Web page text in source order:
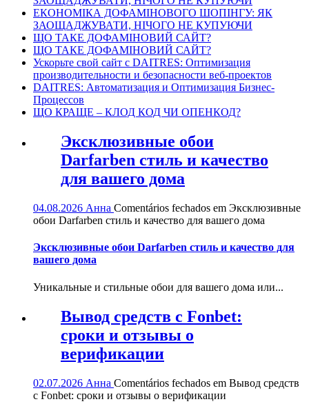
ЕКОНОМІКА ДОФАМІНОВОГО ШОПІНГУ: ЯК
ЗАОЩАДЖУВАТИ, НІЧОГО НЕ КУПУЮЧИ
ЩО ТАКЕ ДОФАМІНОВИЙ САЙТ?
ЩО ТАКЕ ДОФАМІНОВИЙ САЙТ?
Ускорьте свой сайт с DAITRES: Оптимизация
производительности и безопасности веб-проектов
DAITRES: Автоматизация и Оптимизация Бизнес-
Процессов
ЩО КРАЩЕ – КЛОД КОД ЧИ ОПЕНКОД?
Эксклюзивные обои
Darfarben стиль и качество
для вашего дома
04.08.2026 Анна Comentários fechados em Эксклюзивные
обои Darfarben стиль и качество для вашего дома
Эксклюзивные обои Darfarben стиль и качество для
вашего дома
Уникальные и стильные обои для вашего дома или...
Вывод средств с Fonbet:
сроки и отзывы о
верификации
02.07.2026 Анна Comentários fechados em Вывод средств
с Fonbet: сроки и отзывы о верификации